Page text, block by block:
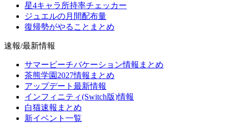
星4キャラ所持率チェッカー
ジュエルの月間配布量
復帰勢がやることまとめ
速報/最新情報
サマービーチバケーション情報まとめ
茶熊学園2027情報まとめ
アップデート最新情報
インフィニティ(Switch版)情報
白猫速報まとめ
新イベント一覧